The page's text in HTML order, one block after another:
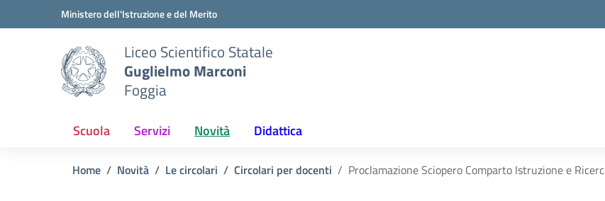
Vai ai contenuti
Vai al menu di navigazioneMinistero dell'Istruzione e del Merito
Liceo Scientifico Statale
Guglielmo Marconi
Foggia
Scuola Servizi Novità Didattica
Home Novità Le circolari Circolari per docenti Proclamazione Sciopero Comparto Istruzione e